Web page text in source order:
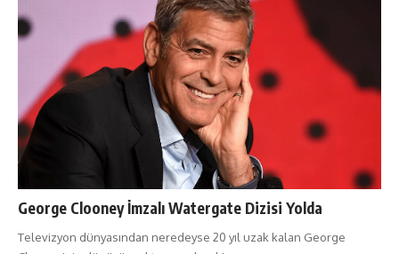
George Clooney İmzalı Watergate Dizisi Yolda
Televizyon dünyasından neredeyse 20 yıl uzak kalan George